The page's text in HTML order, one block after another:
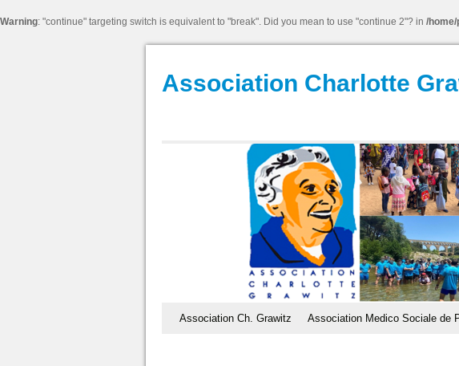
Warning: "continue" targeting switch is equivalent to "break". Did you mean to use "continue 2"? in /
Association Charlotte
Association Ch. Grawitz Association Medico Sociale de